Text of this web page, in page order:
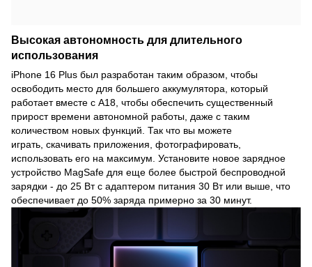
Высокая автономность для длительного
использования
iPhone 16 Plus был разработан таким образом, чтобы
освободить место для большего аккумулятора, который
работает вместе с A18, чтобы обеспечить существенный
прирост времени автономной работы, даже с таким
количеством новых функций. Так что вы можете
играть, скачивать приложения, фотографировать,
использовать его на максимум. Установите новое зарядное
устройство MagSafe для еще более быстрой беспроводной
зарядки - до 25 Вт с адаптером питания 30 Вт или выше, что
обеспечивает до 50% заряда примерно за 30 минут.